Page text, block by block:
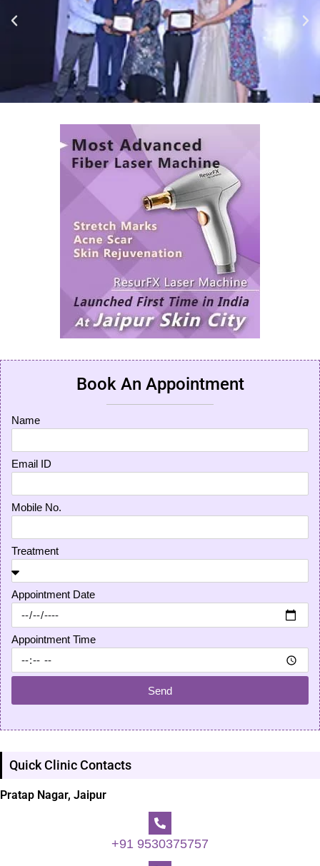
Book An Appointment
Name
Email ID
Mobile No.
Treatment
Appointment Date
Appointment Time
Send
Quick Clinic Contacts
Pratap Nagar, Jaipur
+91 9530375757